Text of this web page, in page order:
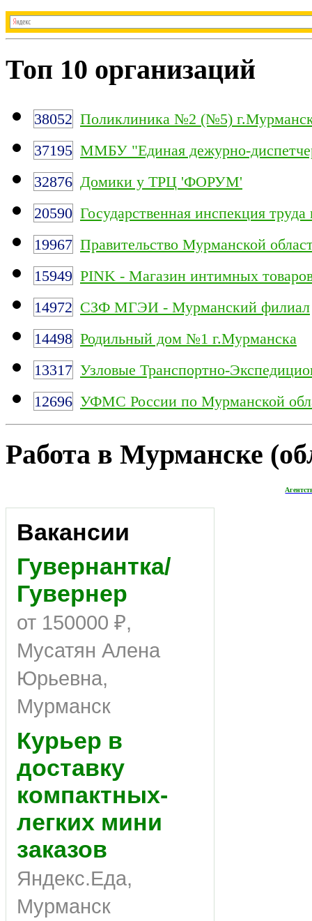
Топ 10 организаций
38052 Поликлиника №2 (№5)
37195 ММБУ "Единая дежурно-
32876 Домики у ТРЦ 'ФОРУМ'
20590 Государственная инспекция
19967 Правительство Мурманской
15949 PINK - Магазин интимных
14972 СЗФ МГЭИ - Мурманский филиал
14498 Родильный дом №1 г.Мурманска
13317 Узловые Транспортно-
12696 УФМС России по Мурманской
Работа в Мурманске
Вакансии
Гувернантка/
Гувернер
от 150000 ₽,
Мусатян Алена
Юрьевна,
Мурманск
Курьер в
доставку
компактных-
легких мини
заказов
Яндекс.Еда,
Мурманск